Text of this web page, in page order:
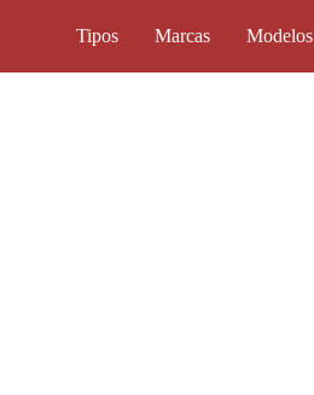
Tipos Marcas Modelos